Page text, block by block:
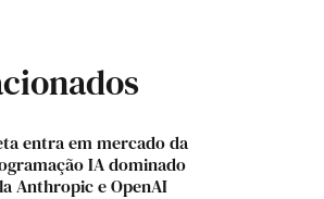
entra em mercado da
IA dominado
Anthropic e OpenAI